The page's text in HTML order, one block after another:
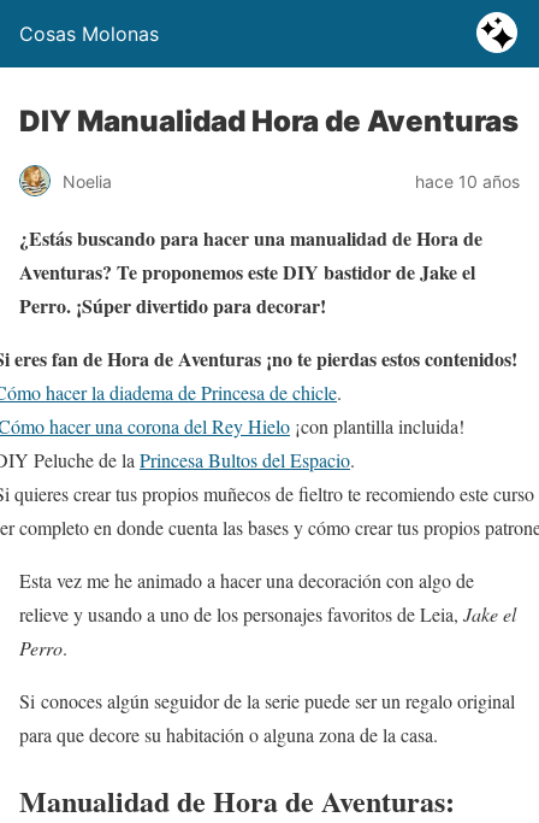
Cosas Molonas
DIY Manualidad Hora de Aventuras
Noelia hace 10 años
¿Estás buscando para hacer una manualidad de Hora de
Aventuras? Te proponemos este DIY bastidor de Jake el
Perro. ¡Súper divertido para decorar!
eres fan de Hora de Aventuras ¡no te pierdas estos contenidos!
hacer la diadema de Princesa de chicle.
hacer una corona del Rey Hielo ¡con plantilla incluida!
Peluche de la Princesa Bultos del Espacio.
quieres crear tus propios muñecos de fieltro te recomiendo este curso
completo en donde cuenta las bases y cómo crear tus propios
Esta vez me he animado a hacer una decoración con algo de
relieve y usando a uno de los personajes favoritos de Leia, Jake el
Perro.
Si conoces algún seguidor de la serie puede ser un regalo original
para que decore su habitación o alguna zona de la casa.
Manualidad de Hora de Aventuras: